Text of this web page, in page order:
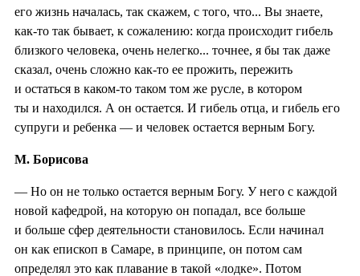
его жизнь началась, так скажем, с того, что... Вы знаете,
как-то так бывает, к сожалению: когда происходит гибель
близкого человека, очень нелегко... точнее, я бы так даже
сказал, очень сложно как-то ее прожить, пережить
и остаться в каком-то таком том же русле, в котором
ты и находился. А он остается. И гибель отца, и гибель его
супруги и ребенка — и человек остается верным Богу.
М. Борисова
— Но он не только остается верным Богу. У него с каждой
новой кафедрой, на которую он попадал, все больше
и больше сфер деятельности становилось. Если начинал
он как епископ в Самаре, в принципе, он потом сам
определял это как плавание в такой «лодке». Потом